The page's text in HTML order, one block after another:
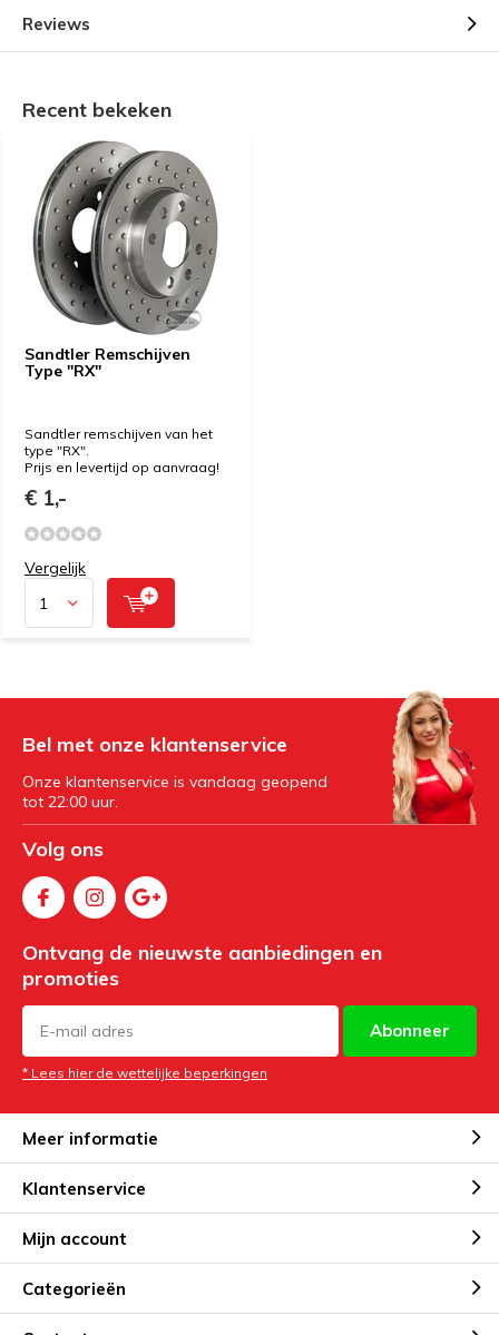
Reviews
Recent bekeken
Sandtler Remschijven
Type "RX"
Sandtler remschijven van het
type "RX".
Prijs en levertijd op aanvraag!
€ 1,-
Vergelijk
Bel met onze klantenservice
Onze klantenservice is vandaag geopend
tot 22:00 uur.
Volg ons
Ontvang de nieuwste aanbiedingen en
promoties
Abonneer
* Lees hier de wettelijke beperkingen
Meer informatie
Klantenservice
Mijn account
Categorieën